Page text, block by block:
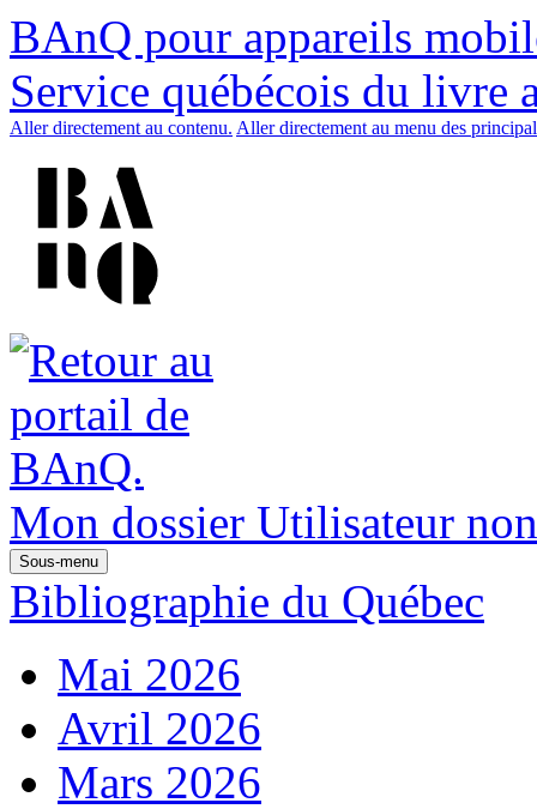
BAnQ pour appareils
Service québécois du livre
Aller directement au contenu. Aller directement au menu des
Mon dossier Utilisateur
Sous-menu
Bibliographie du Québec
Mai 2026
Avril 2026
Mars 2026